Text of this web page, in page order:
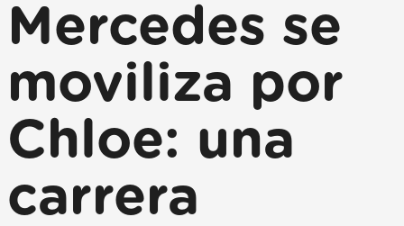
Mercedes se
moviliza por
Chloe: una
carrera